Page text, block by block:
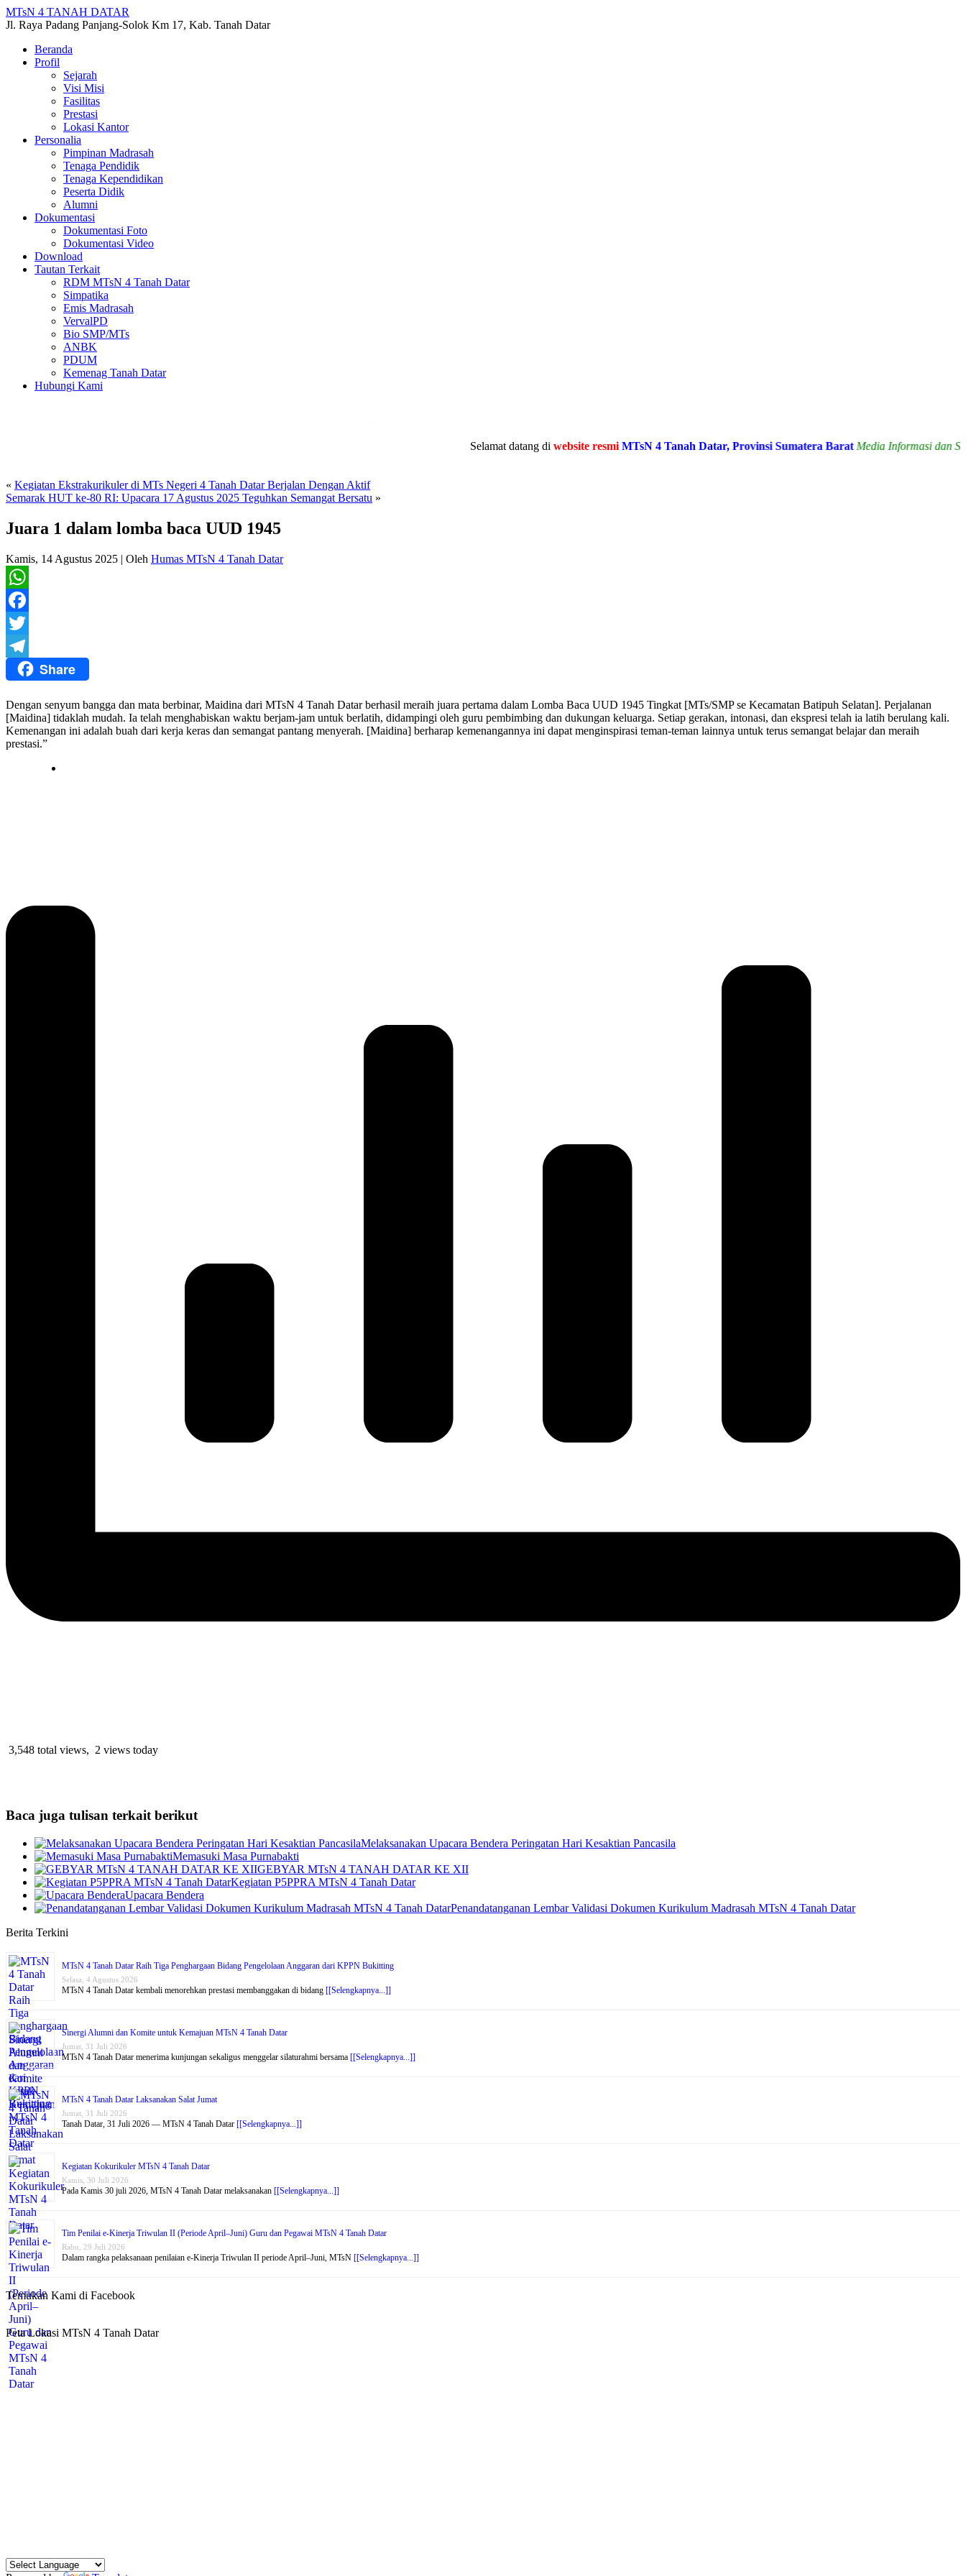
MTsN 4 TANAH DATAR
Jl. Raya Padang Panjang-Solok Km 17, Kab. Tanah Datar
Beranda
Profil
Sejarah
Visi Misi
Fasilitas
Prestasi
Lokasi Kantor
Personalia
Pimpinan Madrasah
Tenaga Pendidik
Tenaga Kependidikan
Peserta Didik
Alumni
Dokumentasi
Dokumentasi Foto
Dokumentasi Video
Download
Tautan Terkait
RDM MTsN 4 Tanah Datar
Simpatika
Emis Madrasah
VervalPD
Bio SMP/MTs
ANBK
PDUM
Kemenag Tanah Datar
Hubungi Kami
Selamat datang diwebsite resmi MTsN 4 Tanah Datar, Provinsi Sumatera Barat Media Informasi dan Sarana
« Kegiatan Ekstrakurikuler di MTs Negeri 4 Tanah Datar Berjalan Dengan Aktif
Semarak HUT ke-80 RI: Upacara 17 Agustus 2025 Teguhkan Semangat Bersatu »
Juara 1 dalam lomba baca UUD 1945
Kamis, 14 Agustus 2025 | Oleh Humas MTsN 4 Tanah Datar
WhatsApp
Facebook
Twitter
TelegramShare
Dengan senyum bangga dan mata berbinar, Maidina dari MTsN 4 Tanah Datar berhasil meraih juara pertama dalam Lomba Baca UUD 1945 Tingkat [MTs/SMP se Kecamatan Batipuh Selatan]. Perjalanan
[Maidina] tidaklah mudah. Ia telah menghabiskan waktu berjam-jam untuk berlatih, didampingi oleh guru pembimbing dan dukungan keluarga. Setiap gerakan, intonasi, dan ekspresi telah ia latih berulang kali.
Kemenangan ini adalah buah dari kerja keras dan semangat pantang menyerah. [Maidina] berharap kemenangannya ini dapat menginspirasi teman-teman lainnya untuk terus semangat belajar dan meraih
prestasi.”
3,548 total views, 2 views today
Baca juga tulisan terkait berikut
Melaksanakan Upacara Bendera Peringatan Hari Kesaktian Pancasila
Memasuki Masa Purnabakti
GEBYAR MTsN 4 TANAH DATAR KE XII
Kegiatan P5PPRA MTsN 4 Tanah Datar
Upacara Bendera
Penandatanganan Lembar Validasi Dokumen Kurikulum Madrasah MTsN 4 Tanah Datar
Berita Terkini
MTsN 4 Tanah Datar Raih Tiga Penghargaan Bidang Pengelolaan Anggaran dari KPPN Bukitting
Selasa, 4 Agustus 2026
MTsN 4 Tanah Datar kembali menorehkan prestasi membanggakan di bidang [[Selengkapnya...]]
Sinergi Alumni dan Komite untuk Kemajuan MTsN 4 Tanah Datar
Jumat, 31 Juli 2026
MTsN 4 Tanah Datar menerima kunjungan sekaligus menggelar silaturahmi bersama [[Selengkapnya...]]
MTsN 4 Tanah Datar Laksanakan Salat Jumat
Jumat, 31 Juli 2026
Tanah Datar, 31 Juli 2026 — MTsN 4 Tanah Datar [[Selengkapnya...]]
Kegiatan Kokurikuler MTsN 4 Tanah Datar
Kamis, 30 Juli 2026
Pada Kamis 30 juli 2026, MTsN 4 Tanah Datar melaksanakan [[Selengkapnya...]]
Tim Penilai e-Kinerja Triwulan II (Periode April–Juni) Guru dan Pegawai MTsN 4 Tanah Datar
Rabu, 29 Juli 2026
Dalam rangka pelaksanaan penilaian e-Kinerja Triwulan II periode April–Juni, MTsN [[Selengkapnya...]]
Temukan Kami di Facebook
Peta Lokasi MTsN 4 Tanah Datar